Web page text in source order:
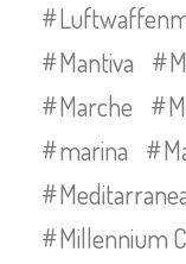
Mantiva
Marche
marina
Millennium